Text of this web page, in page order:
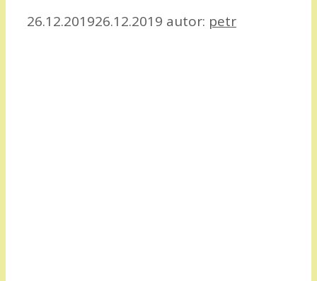
26.12.201926.12.2019 autor: petr